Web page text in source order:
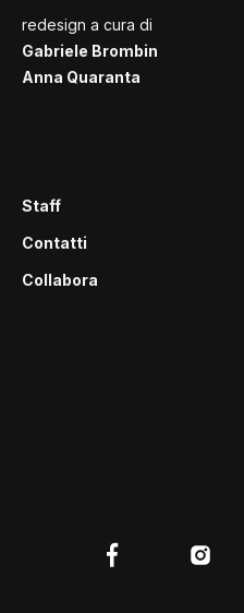
redesign a cura di
Gabriele Brombin
Anna Quaranta
Staff
Contatti
Collabora